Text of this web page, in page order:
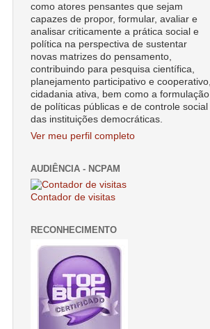
como atores pensantes que sejam
capazes de propor, formular, avaliar e
analisar criticamente a prática social e
política na perspectiva de sustentar
novas matrizes do pensamento,
contribuindo para pesquisa científica,
planejamento participativo e cooperativo,
cidadania ativa, bem como a formulação
de políticas públicas e de controle social
das instituições democráticas.
Ver meu perfil completo
AUDIÊNCIA - NCPAM
Contador de visitas
RECONHECIMENTO